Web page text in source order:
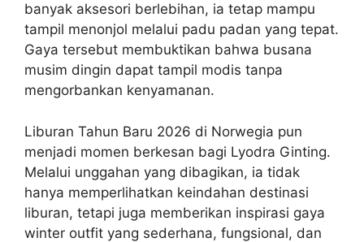
banyak aksesori berlebihan, ia tetap mampu
tampil menonjol melalui padu padan yang tepat.
Gaya tersebut membuktikan bahwa busana
musim dingin dapat tampil modis tanpa
mengorbankan kenyamanan.
Liburan Tahun Baru 2026 di Norwegia pun
menjadi momen berkesan bagi Lyodra Ginting.
Melalui unggahan yang dibagikan, ia tidak
hanya memperlihatkan keindahan destinasi
liburan, tetapi juga memberikan inspirasi gaya
winter outfit yang sederhana, fungsional, dan